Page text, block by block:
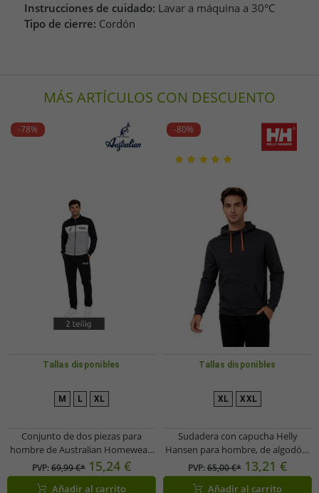
Instrucciones de cuidado: Lavar a máquina a 30°C
Tipo de cierre: Cordón
MÁS ARTÍCULOS CON DESCUENTO
-78%
Tallas disponibles
M L XL
Conjunto de dos piezas para
hombre de Australian Homewear:
Sudadera de algodón y pantalón
deportivo con logo AF67,
gris/negro/blanco
PVP:69,99 €* 15,24 €
Añadir al carrito
-80%
Tallas disponibles
XL XXL
Sudadera con capucha Helly
Hansen para hombre, de algodón,
300 g/m², 79264_991, color negro
PVP:65,00 €* 13,21 €
Añadir al carrito